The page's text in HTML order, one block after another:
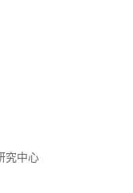
究中心